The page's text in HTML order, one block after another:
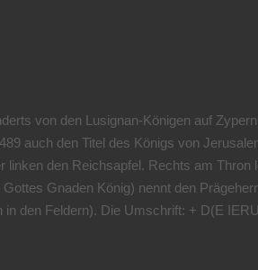
von den Lusignan-Königen auf
auch den Titel des Königs von
den Reichsapfel. Rechts am
Gnaden König) nennt den
den Feldern). Die Umschrift: + D(E